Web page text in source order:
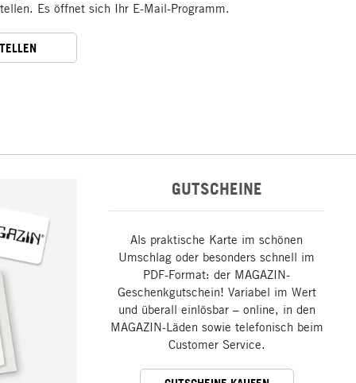
Es öffnet sich Ihr E-Mail-Programm.
GUTSCHEINE
Als praktische Karte im schönen
Umschlag oder besonders schnell im
PDF-Format: der MAGAZIN-
Geschenkgutschein! Variabel im Wert
und überall einlösbar – online, in den
MAGAZIN-Läden sowie telefonisch beim
Customer Service.